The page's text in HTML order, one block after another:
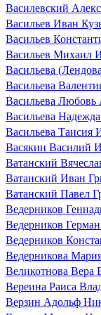
Василевский
Васильев Иван
Васильев
Васильев Михаил
Васильева
Васильева
Васильева Любовь
Васильева
Васильева Таисия
Васякин Василий
Ватанский
Ватанский Иван
Ватанский Павел
Ведерников
Ведерников
Ведерников
Ведерникова
Великотнова Вера
Вереина Раиса
Верзин Адольф